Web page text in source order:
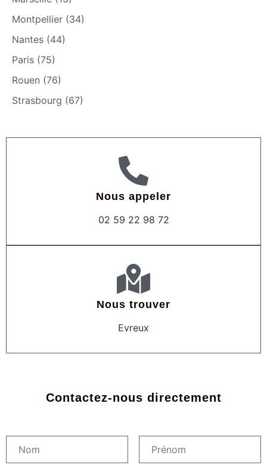
Montpellier (34)
Nantes (44)
Paris (75)
Rouen (76)
Strasbourg (67)
Nous appeler
02 59 22 98 72
Nous trouver
Evreux
Contactez-nous directement